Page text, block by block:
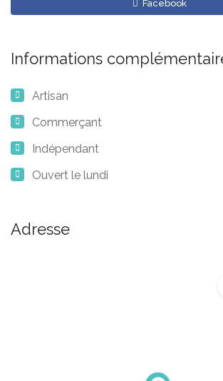
Facebook
Informations
Artisan
Commerçant
Indépendant
Ouvert le lundi
Adresse